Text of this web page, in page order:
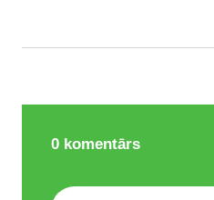
0 komentārs